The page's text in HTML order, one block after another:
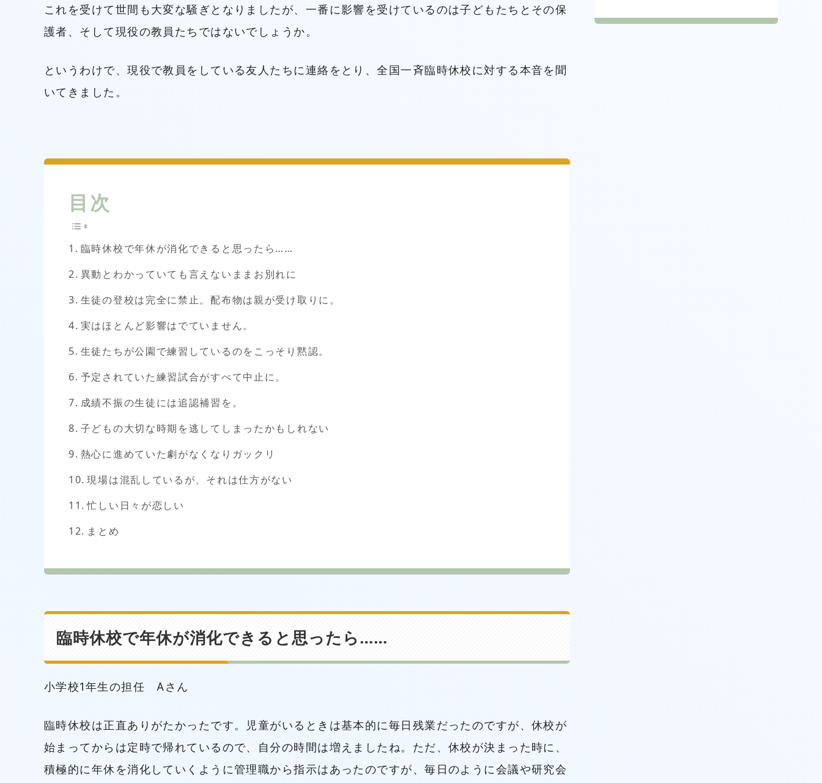
これを受けて世間も大変な騒ぎとなりましたが、一番に影響を受けているのは子どもたちとその保
護者、そして現役の教員たちではないでしょうか。
というわけで、現役で教員をしている友人たちに連絡をとり、全国一斉臨時休校に対する本音を聞
いてきました。
目次
臨時休校で年休が消化できると思ったら……
異動とわかっていても言えないままお別れに
生徒の登校は完全に禁止。配布物は親が受け取りに。
実はほとんど影響はでていません。
生徒たちが公園で練習しているのをこっそり黙認。
予定されていた練習試合がすべて中止に。
成績不振の生徒には追認補習を。
子どもの大切な時期を逃してしまったかもしれない
熱心に進めていた劇がなくなりガックリ
現場は混乱しているが、それは仕方がない
忙しい日々が恋しい
まとめ
臨時休校で年休が消化できると思ったら……
小学校1年生の担任 Aさん
臨時休校は正直ありがたかったです。児童がいるときは基本的に毎日残業だったのですが、休校が
始まってからは定時で帰れているので、自分の時間は増えましたね。ただ、休校が決まった時に、
積極的に年休を消化していくように管理職から指示はあったのですが、毎日のように会議や研究会